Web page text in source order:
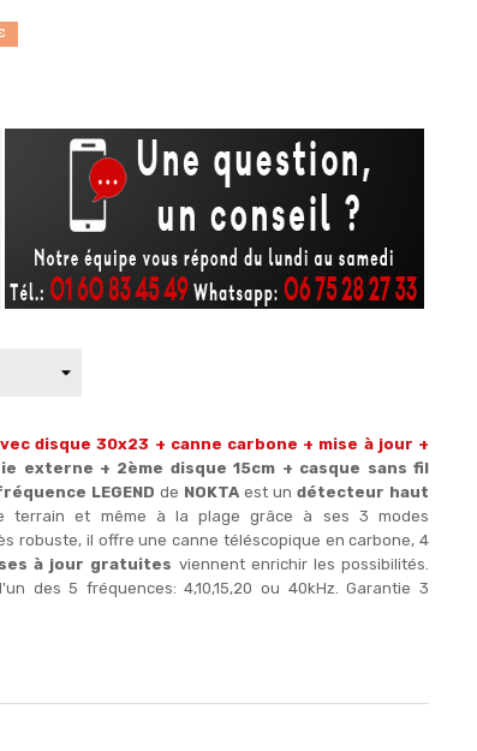
avec disque 30x23 + canne carbone + mise à jour +
externe + 2ème disque 15cm + casque sans fil
LEGEND de NOKTA est un détecteur haut
terrain et même à la plage grâce à ses 3 modes
robuste, il offre une canne téléscopique en carbone, 4
à jour gratuites viennent enrichir les possibilités.
des 5 fréquences: 4,10,15,20 ou 40kHz. Garantie 3